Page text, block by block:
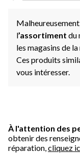
l’assortiment du
les magasins de la
Ces produits
vous intéresser.
À l'attention des
obtenir des
réparation, cliquez